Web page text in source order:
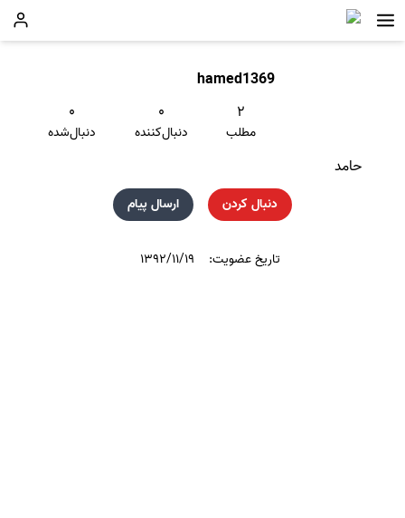
hamed1369
۲
مطلب
۰
دنبال‌کننده
۰
دنبال‌شده
حامد
دنبال کردن ارسال پیام
تاریخ عضویت: ۱۳۹۲/۱۱/۱۹